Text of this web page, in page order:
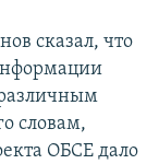
сказал, что
словам,
ОБСЕ дало